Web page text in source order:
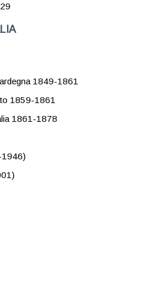
1849-1861
1859-1861
1861-1878
1946)